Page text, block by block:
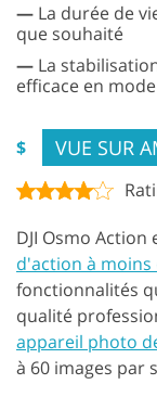
— La durée de
que souhaité
— La
efficace en
$ VUE SUR
DJI Osmo
d'action à moins
fonctionnalités
qualité
appareil photo
à 60 images par